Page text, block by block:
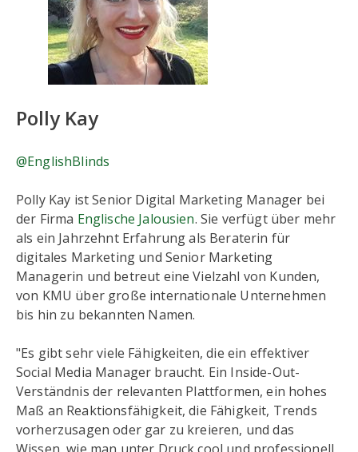
Polly Kay
@EnglishBlinds
Polly Kay ist Senior Digital Marketing Manager bei
der Firma Englische Jalousien. Sie verfügt über mehr
als ein Jahrzehnt Erfahrung als Beraterin für
digitales Marketing und Senior Marketing
Managerin und betreut eine Vielzahl von Kunden,
von KMU über große internationale Unternehmen
bis hin zu bekannten Namen.
"Es gibt sehr viele Fähigkeiten, die ein effektiver
Social Media Manager braucht. Ein Inside-Out-
Verständnis der relevanten Plattformen, ein hohes
Maß an Reaktionsfähigkeit, die Fähigkeit, Trends
vorherzusagen oder gar zu kreieren, und das